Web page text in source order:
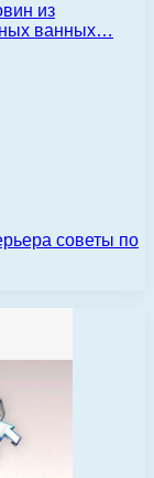
из
ванных…
советы по